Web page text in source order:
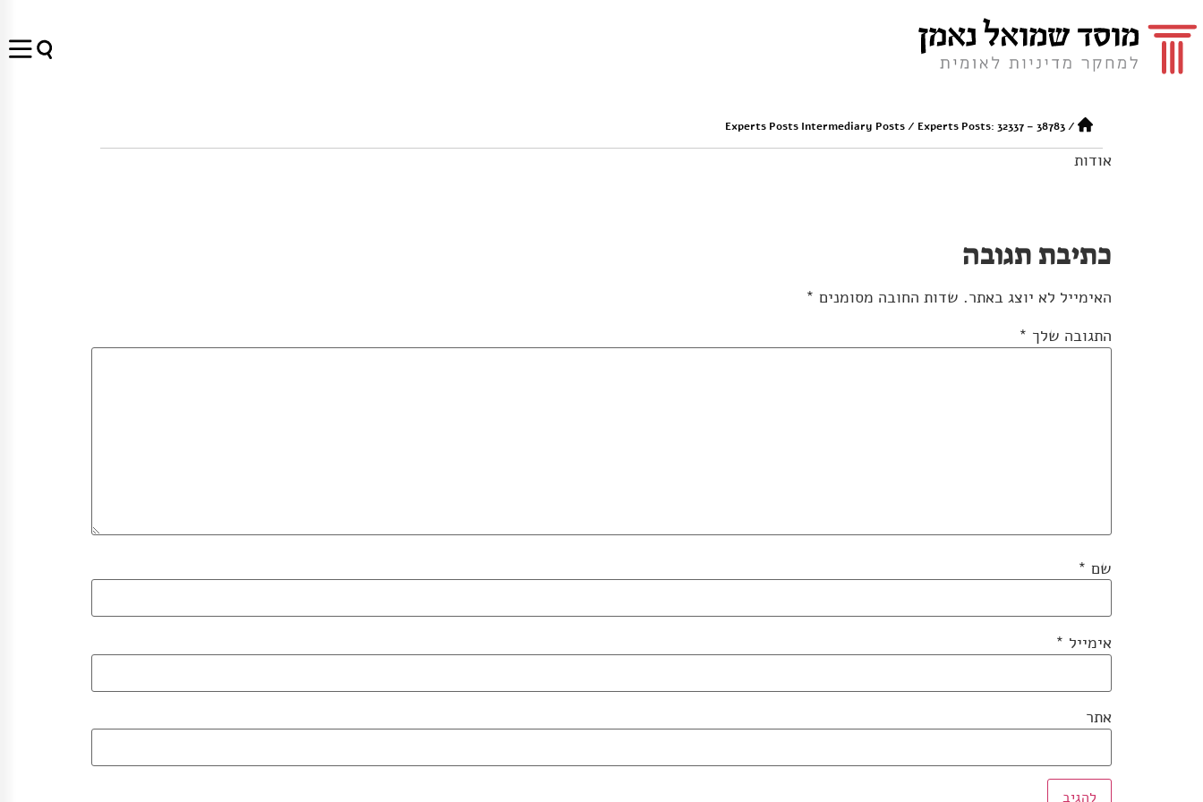
/
Experts Posts Intermediary Posts/ Experts Posts: 32337 – 38783
אודות
כתיבת תגובה
האימייל לא יוצג באתר. שדות החובה מסומנים *
התגובה שלך *
שם *
אימייל *
אתר